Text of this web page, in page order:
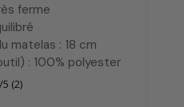
ferme
matelas : 18 cm
: 100% polyester
/5 (2)